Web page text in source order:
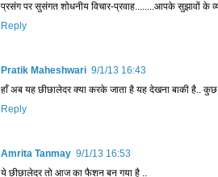
प्रसंग पर सुसंगत शोधनीय विचार-प्रवाह........आपके सुझावों के
Reply
Pratik Maheshwari 9/1/13 16:43
हाँ अब यह छीछालेदर क्या करके जाता है यह देखना बाकी है.. कुछ
Reply
Amrita Tanmay 9/1/13 16:53
ये छीछालेदर तो आज का फैशन बन गया है ..